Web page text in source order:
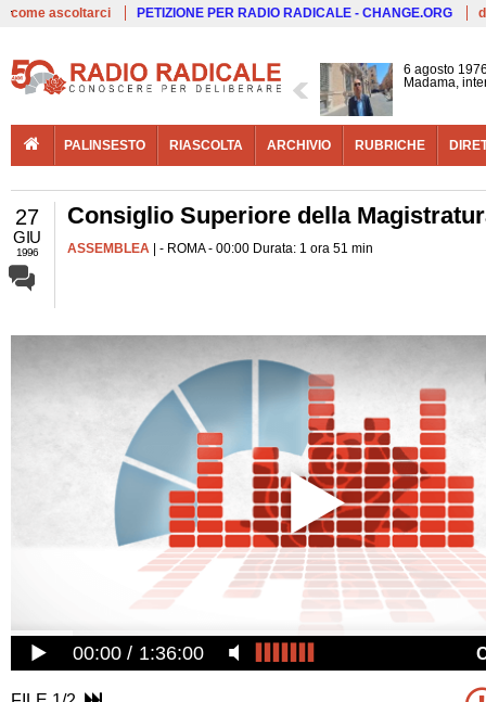
come ascoltarci PETIZIONE PER RADIO RADICALE - CHANGE.ORG
6 agosto
Madama,
PALINSESTO RIASCOLTA ARCHIVIO RUBRICHE
27
GIU
1996
Consiglio Superiore della
ASSEMBLEA | - ROMA - 00:00 Durata: 1 ora 51 min
00:00 1:36:00